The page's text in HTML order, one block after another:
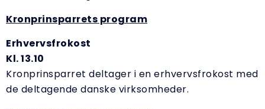
Kronprinsparrets program
Erhvervsfrokost
Kl. 13.10
Kronprinsparret deltager i en erhvervsfrokost med
de deltagende danske virksomheder.